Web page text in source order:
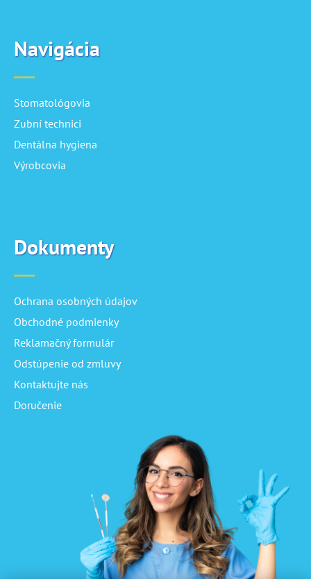
Navigácia
Stomatológovia
Zubní technici
Dentálna hygiena
Výrobcovia
Dokumenty
Ochrana osobných údajov
Obchodné podmienky
Reklamačný formulár
Odstúpenie od zmluvy
Kontaktujte nás
Doručenie